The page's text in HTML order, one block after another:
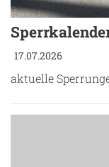
17.07.2026
aktuelle